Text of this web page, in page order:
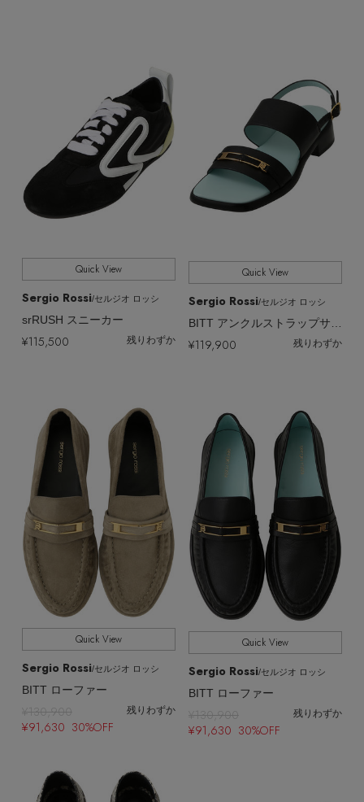
Quick View
Sergio Rossi/セルジオ ロッシ
srRUSH スニーカー
¥115,500 残りわずか
Quick View
Sergio Rossi/セルジオ ロッシ
BITT アンクルストラップサンダル
¥119,900 残りわずか
Quick View
Sergio Rossi/セルジオ ロッシ
BITT ローファー
¥130,900 残りわずか
¥91,630 30%OFF
Quick View
Sergio Rossi/セルジオ ロッシ
BITT ローファー
¥130,900 残りわずか
¥91,630 30%OFF